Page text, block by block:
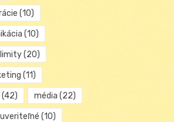
(10)
(10)
limity(20)
(11)
(42) média (22)
(10)